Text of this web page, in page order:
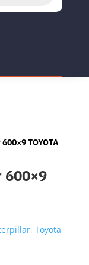
TOYOTA
600×9
, Toyota